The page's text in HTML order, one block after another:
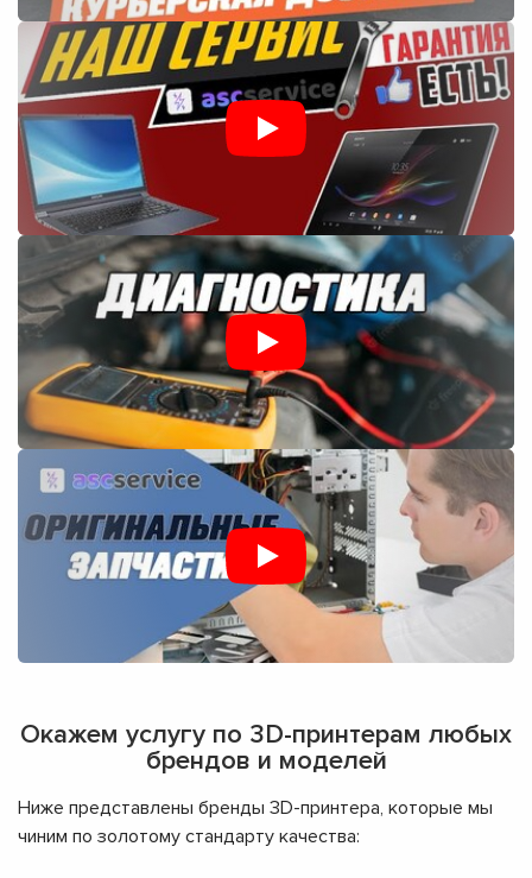
Окажем услугу по 3D-принтерам любых
брендов и моделей
Ниже представлены бренды 3D-принтера, которые мы
чиним по золотому стандарту качества: